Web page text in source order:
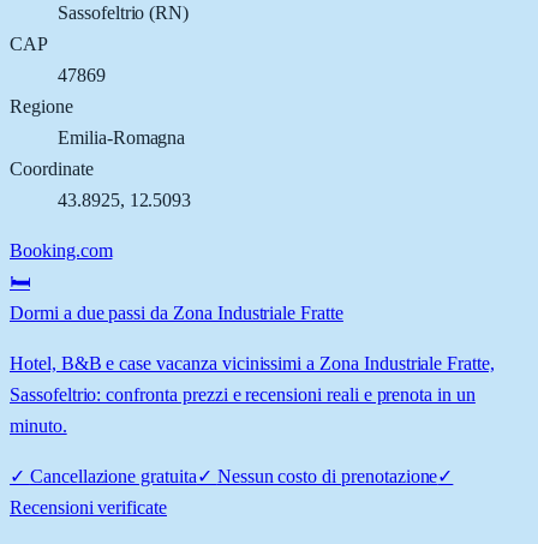
Sassofeltrio (RN)
CAP
47869
Regione
Emilia-Romagna
Coordinate
43.8925, 12.5093
Booking.com
🛏️
Dormi a due passi da Zona Industriale Fratte
Hotel, B&B e case vacanza vicinissimi a Zona Industriale Fratte,
Sassofeltrio: confronta prezzi e recensioni reali e prenota in un
minuto.
✓ Cancellazione gratuita✓ Nessun costo di prenotazione✓
Recensioni verificate